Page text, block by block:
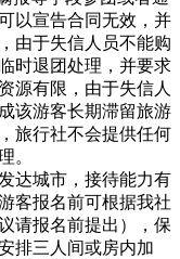
以宣告合同无效，并
由于失信人员不能购
时退团处理，并要求
源有限，由于失信人
该游客长期滞留旅游
旅行社不会提供任何
。
达城市，接待能力有
客报名前可根据我社
请报名前提出），保
排三人间或房内加